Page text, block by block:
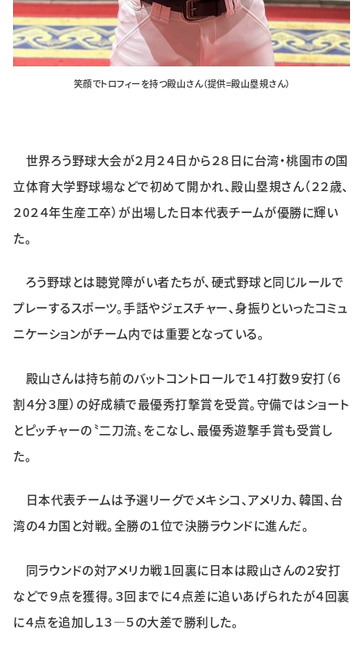
笑顔でトロフィーを持つ殿山さん（提供=殿山塁規さん）
世界ろう野球大会が２月２４日から２８日に台湾・桃園市の国
立体育大学野球場などで初めて開かれ、殿山塁規さん（２２歳、
２0２４年生産工卒）が出場した日本代表チームが優勝に輝い
た。
ろう野球とは聴覚障がい者たちが、硬式野球と同じルールで
プレーするスポーツ。手話やジェスチャー、身振りといったコミュ
ニケーションがチーム内では重要となっている。
殿山さんは持ち前のバットコントロールで１４打数９安打（６
割４分３厘）の好成績で最優秀打撃賞を受賞。守備ではショート
とピッチャーの〝二刀流〟をこなし、最優秀遊撃手賞も受賞し
た。
日本代表チームは予選リーグでメキシコ、アメリカ、韓国、台
湾の４カ国と対戦。全勝の１位で決勝ラウンドに進んだ。
同ラウンドの対アメリカ戦１回裏に日本は殿山さんの２安打
などで９点を獲得。３回までに４点差に追いあげられたが４回裏
に４点を追加し１３―５の大差で勝利した。